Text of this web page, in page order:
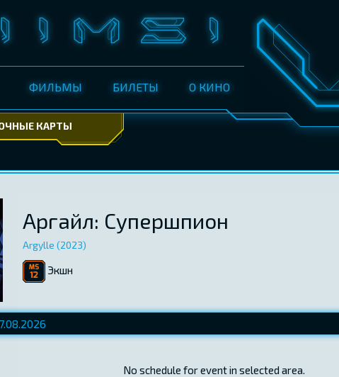
ФИЛЬМЫ БИЛЕТЫ О КИНО
КАРТЫ
Аргайл: Супершпион
Argylle (2023)
Экшн
No schedule for event in selected area.